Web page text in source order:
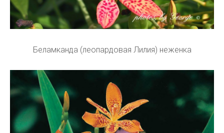
Беламканда (леопардовая Лилия) неженка